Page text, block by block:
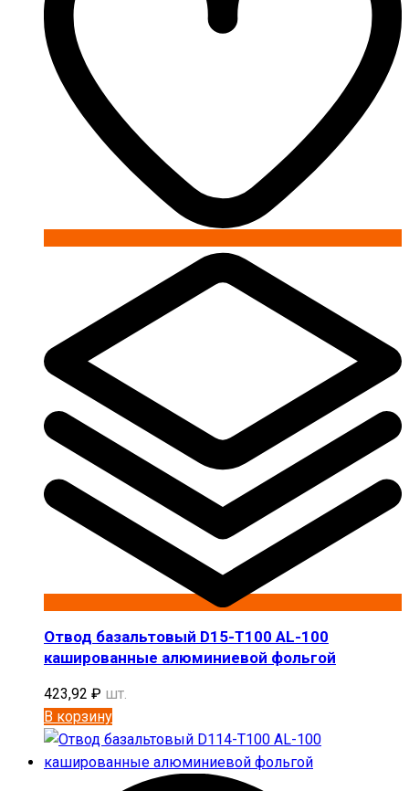
Отвод базальтовый D15-T100 AL-100
кашированные алюминиевой фольгой
423,92 ₽ шт.
В корзину